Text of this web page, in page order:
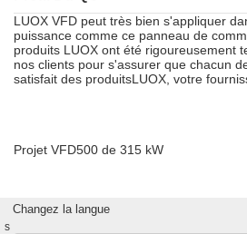
LUOX VFD peut très bien s'appliquer
puissance comme ce panneau de
produits LUOX ont été rigoureusement
nos clients pour s'assurer que chacun
satisfait des produitsLUOX, votre
Projet VFD500 de 315 kW
Changez la langue
s